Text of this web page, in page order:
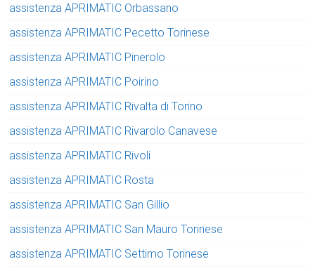
assistenza APRIMATIC Orbassano
assistenza APRIMATIC Pecetto Torinese
assistenza APRIMATIC Pinerolo
assistenza APRIMATIC Poirino
assistenza APRIMATIC Rivalta di Torino
assistenza APRIMATIC Rivarolo Canavese
assistenza APRIMATIC Rivoli
assistenza APRIMATIC Rosta
assistenza APRIMATIC San Gillio
assistenza APRIMATIC San Mauro Torinese
assistenza APRIMATIC Settimo Torinese